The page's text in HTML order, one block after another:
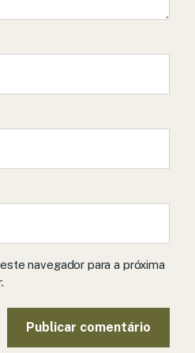
navegador para a próxima